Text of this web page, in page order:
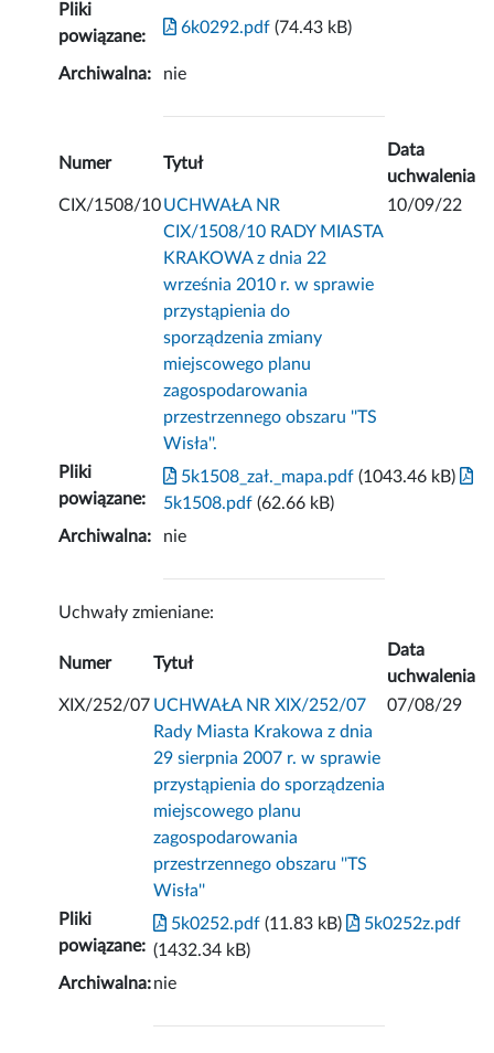
Pliki
powiązane:
6k0292.pdf (74.43 kB)
Archiwalna: nie
Numer Tytuł
Data
uchwalenia
CIX/1508/10UCHWAŁA NR
CIX/1508/10 RADY MIASTA
KRAKOWA z dnia 22
września 2010 r. w sprawie
przystąpienia do
sporządzenia zmiany
miejscowego planu
zagospodarowania
przestrzennego obszaru ''TS
Wisła''.
10/09/22
Pliki
powiązane:
5k1508_zał._mapa.pdf (1043.46 kB)
5k1508.pdf (62.66 kB)
Archiwalna:
nie
Uchwały zmieniane:
Numer Tytuł
Data
uchwalenia
XIX/252/07 UCHWAŁA NR XIX/252/07
Rady Miasta Krakowa z dnia
29 sierpnia 2007 r. w sprawie
przystąpienia do sporządzenia
miejscowego planu
zagospodarowania
przestrzennego obszaru ''TS
Wisła''
07/08/29
Pliki
powiązane:
5k0252.pdf (11.83 kB)
5k0252z.pdf
(1432.34 kB)
Archiwalna:nie